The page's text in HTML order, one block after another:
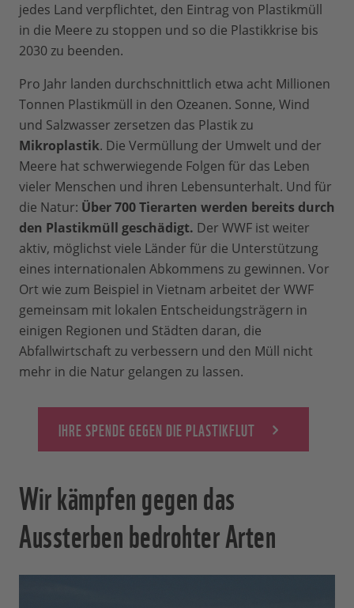
jedes Land verpflichtet, den Eintrag von Plastikmüll
in die Meere zu stoppen und so die Plastikkrise bis
2030 zu beenden.
Pro Jahr landen durchschnittlich etwa acht Millionen
Tonnen Plastikmüll in den Ozeanen. Sonne, Wind
und Salzwasser zersetzen das Plastik zu
Mikroplastik. Die Vermüllung der Umwelt und der
Meere hat schwerwiegende Folgen für das Leben
vieler Menschen und ihren Lebensunterhalt. Und für
die Natur: Über 700 Tierarten werden bereits durch
den Plastikmüll geschädigt. Der WWF ist weiter
aktiv, möglichst viele Länder für die Unterstützung
eines internationalen Abkommens zu gewinnen. Vor
Ort wie zum Beispiel in Vietnam arbeitet der WWF
gemeinsam mit lokalen Entscheidungsträgern in
einigen Regionen und Städten daran, die
Abfallwirtschaft zu verbessern und den Müll nicht
mehr in die Natur gelangen zu lassen.
IHRE SPENDE GEGEN DIE PLASTIKFLUT
Wir kämpfen gegen das
Aussterben bedrohter Arten